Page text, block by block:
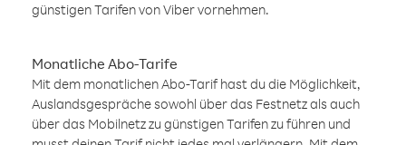
günstigen Tarifen von Viber vornehmen.
Monatliche Abo-Tarife
Mit dem monatlichen Abo-Tarif hast du die Möglichkeit,
Auslandsgespräche sowohl über das Festnetz als auch
über das Mobilnetz zu günstigen Tarifen zu führen und